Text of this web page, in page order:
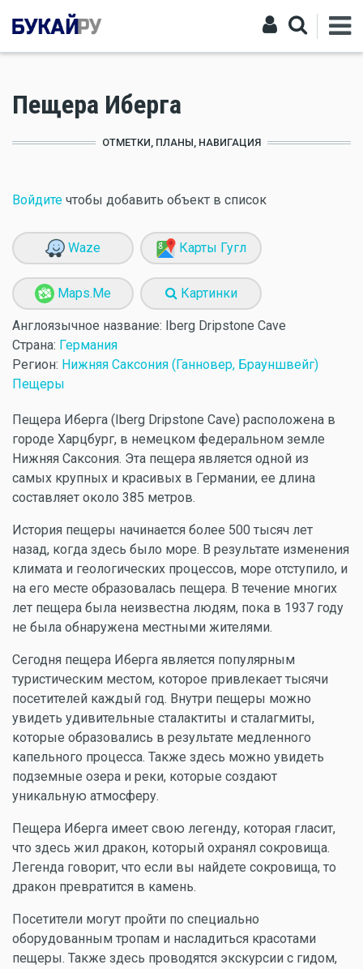
Пещера Иберга
ОТМЕТКИ, ПЛАНЫ, НАВИГАЦИЯ
Войдите чтобы добавить объект в список
Waze Карты Гугл
Maps.Me Картинки
Англоязычное название: Iberg Dripstone Cave
Страна: Германия
Регион: Нижняя Саксония (Ганновер, Брауншвейг)
Пещеры
Пещера Иберга (Iberg Dripstone Cave) расположена в
городе Харцбург, в немецком федеральном земле
Нижняя Саксония. Эта пещера является одной из
самых крупных и красивых в Германии, ее длина
составляет около 385 метров.
История пещеры начинается более 500 тысяч лет
назад, когда здесь было море. В результате изменения
климата и геологических процессов, море отступило, и
на его месте образовалась пещера. В течение многих
лет пещера была неизвестна людям, пока в 1937 году
не была обнаружена местными жителями.
Сегодня пещера Иберга является популярным
туристическим местом, которое привлекает тысячи
посетителей каждый год. Внутри пещеры можно
увидеть удивительные сталактиты и сталагмиты,
которые образовались в результате медленного
капельного процесса. Также здесь можно увидеть
подземные озера и реки, которые создают
уникальную атмосферу.
Пещера Иберга имеет свою легенду, которая гласит,
что здесь жил дракон, который охранял сокровища.
Легенда говорит, что если вы найдете сокровища, то
дракон превратится в камень.
Посетители могут пройти по специально
оборудованным тропам и насладиться красотами
пещеры. Также здесь проводятся экскурсии с гидом,